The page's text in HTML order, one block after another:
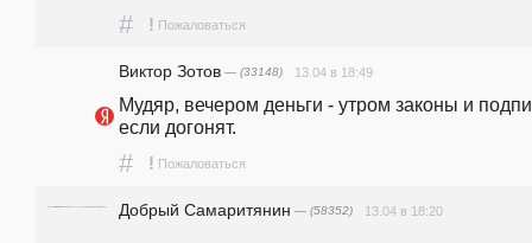
# ! Пожаловаться
Виктор Зотов — (33148) 13.04 в 18:49
Мудяр, вечером деньги - утром законы и
если догонят.
# ! Пожаловаться
Добрый Самаритянин — (58352) 13.04 в 18:20